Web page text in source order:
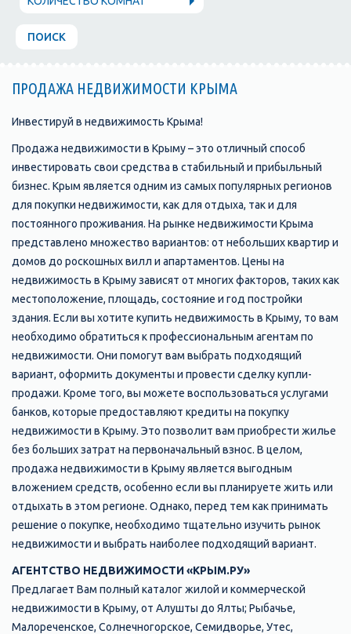
ПОИСК
ПРОДАЖА НЕДВИЖИМОСТИ КРЫМА
Инвестируй в недвижимость Крыма!
Продажа недвижимости в Крыму – это отличный способ
инвестировать свои средства в стабильный и прибыльный
бизнес. Крым является одним из самых популярных регионов
для покупки недвижимости, как для отдыха, так и для
постоянного проживания. На рынке недвижимости Крыма
представлено множество вариантов: от небольших квартир и
домов до роскошных вилл и апартаментов. Цены на
недвижимость в Крыму зависят от многих факторов, таких как
местоположение, площадь, состояние и год постройки
здания. Если вы хотите купить недвижимость в Крыму, то вам
необходимо обратиться к профессиональным агентам по
недвижимости. Они помогут вам выбрать подходящий
вариант, оформить документы и провести сделку купли-
продажи. Кроме того, вы можете воспользоваться услугами
банков, которые предоставляют кредиты на покупку
недвижимости в Крыму. Это позволит вам приобрести жилье
без больших затрат на первоначальный взнос. В целом,
продажа недвижимости в Крыму является выгодным
вложением средств, особенно если вы планируете жить или
отдыхать в этом регионе. Однако, перед тем как принимать
решение о покупке, необходимо тщательно изучить рынок
недвижимости и выбрать наиболее подходящий вариант.
АГЕНТСТВО НЕДВИЖИМОСТИ «КРЫМ.РУ»
Предлагает Вам полный каталог жилой и коммерческой
недвижимости в Крыму, от Алушты до Ялты; Рыбачье,
Малореченское, Солнечногорское, Семидворье, Утес,